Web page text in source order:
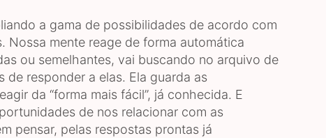
a gama de possibilidades de acordo com
Nossa mente reage de forma automática
ou semelhantes, vai buscando no arquivo de
de responder a elas. Ela guarda as
da “forma mais fácil”, já conhecida. E
de nos relacionar com as
pensar, pelas respostas prontas já